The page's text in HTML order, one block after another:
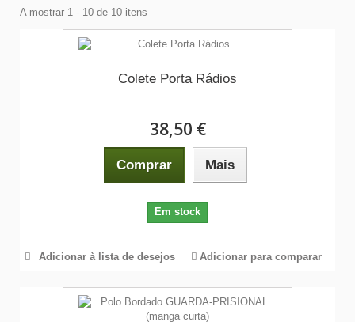
A mostrar 1 - 10 de 10 itens
Colete Porta Rádios
38,50 €
Comprar Mais
Em stock
Adicionar à lista de desejos Adicionar para comparar